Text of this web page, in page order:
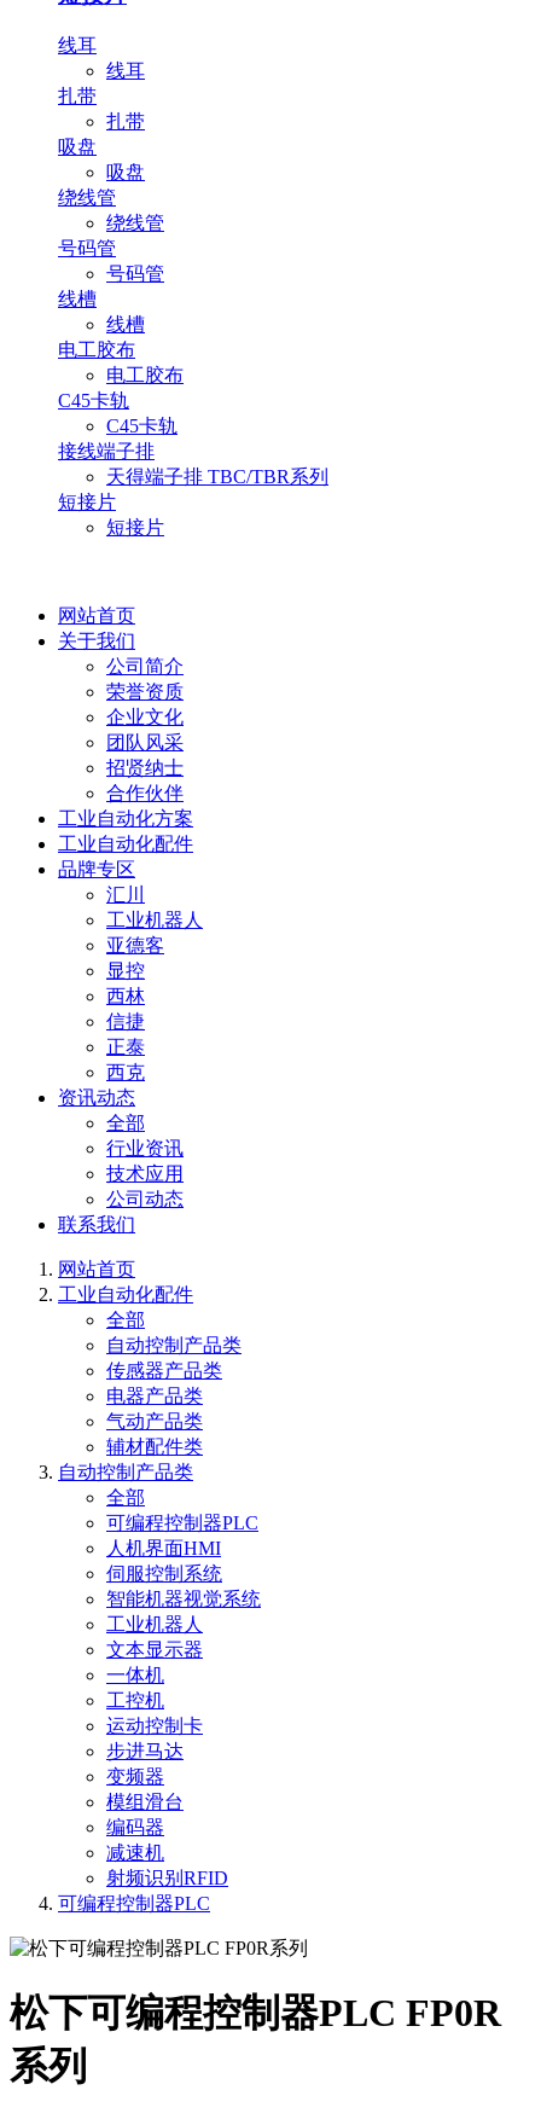
线耳
线耳
扎带
扎带
吸盘
吸盘
绕线管
绕线管
号码管
号码管
线槽
线槽
电工胶布
电工胶布
C45卡轨
C45卡轨
接线端子排
天得端子排 TBC/TBR系列
短接片
短接片
网站首页
关于我们
公司简介
荣誉资质
企业文化
团队风采
招贤纳士
合作伙伴
工业自动化方案
工业自动化配件
品牌专区
汇川
工业机器人
亚德客
显控
西林
信捷
正泰
西克
资讯动态
全部
行业资讯
技术应用
公司动态
联系我们
网站首页
工业自动化配件
全部
自动控制产品类
传感器产品类
电器产品类
气动产品类
辅材配件类
自动控制产品类
全部
可编程控制器PLC
人机界面HMI
伺服控制系统
智能机器视觉系统
工业机器人
文本显示器
一体机
工控机
运动控制卡
步进马达
变频器
模组滑台
编码器
减速机
射频识别RFID
可编程控制器PLC
松下可编程控制器PLC FP0R
系列